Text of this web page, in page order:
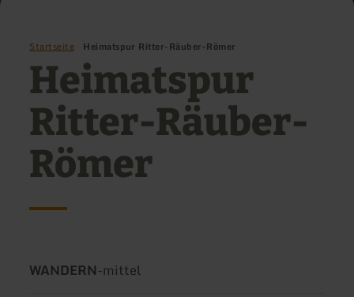
Startseite Heimatspur Ritter-Räuber-Römer
Heimatspur
Ritter-Räuber-
Römer
Art
WANDERN-Schwierigkeit:
mittel